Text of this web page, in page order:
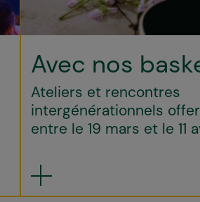
Avec nos
Ateliers et rencontres
intergénérationnels
entre le 19 mars et le 11